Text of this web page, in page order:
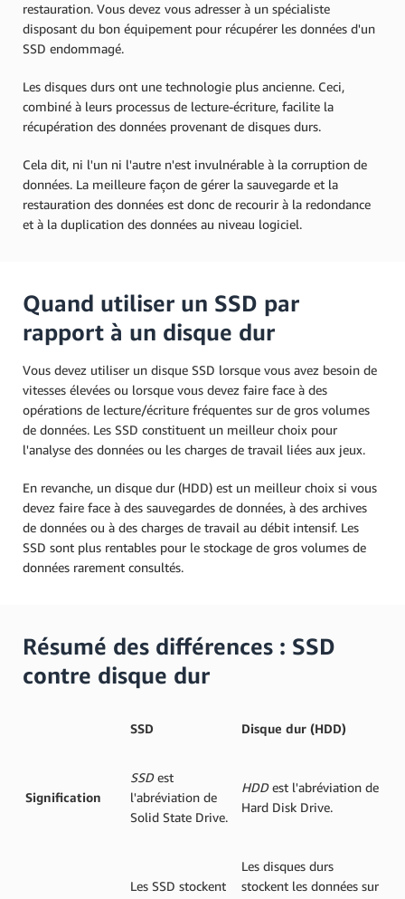
restauration. Vous devez vous adresser à un spécialiste
disposant du bon équipement pour récupérer les données d'un
SSD endommagé.
Les disques durs ont une technologie plus ancienne. Ceci,
combiné à leurs processus de lecture-écriture, facilite la
récupération des données provenant de disques durs.
Cela dit, ni l'un ni l'autre n'est invulnérable à la corruption de
données. La meilleure façon de gérer la sauvegarde et la
restauration des données est donc de recourir à la redondance
et à la duplication des données au niveau logiciel.
Quand utiliser un SSD par
rapport à un disque dur
Vous devez utiliser un disque SSD lorsque vous avez besoin de
vitesses élevées ou lorsque vous devez faire face à des
opérations de lecture/écriture fréquentes sur de gros volumes
de données. Les SSD constituent un meilleur choix pour
l'analyse des données ou les charges de travail liées aux jeux.
En revanche, un disque dur (HDD) est un meilleur choix si vous
devez faire face à des sauvegardes de données, à des archives
de données ou à des charges de travail au débit intensif. Les
SSD sont plus rentables pour le stockage de gros volumes de
données rarement consultés.
Résumé des différences : SSD
contre disque dur
SSD Disque dur (HDD)
Signification
SSDest
l'abréviation de
Solid State Drive.
HDDest l'abréviation de
Hard Disk Drive.
Les SSD stockent
Les disques durs
stockent les données sur